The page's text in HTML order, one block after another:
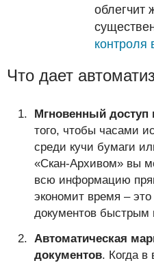
облегчит
контроля
Что дает
Мгновенный
того, чтобы часами
среди кучи бумаги
«Скан-Архивом» вы
всю информацию
экономит время – это
документов быстрым
Автоматическая
документов. Когда в